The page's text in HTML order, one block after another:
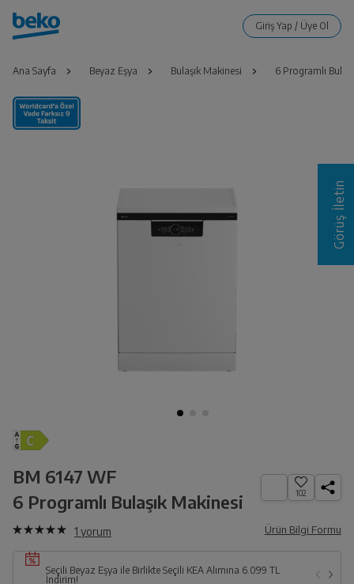
Ana Sayfa Beyaz Eşya Bulaşık Makinesi 6 Programlı
BM 6147 WF
6 Programlı Bulaşık Makinesi
102
1 yorum Ürün Bilgi Formu
Seçili Beyaz Eşya ile Birlikte Seçili KEA Alımına 6.099 TL
İndirim!
Görüş İletin